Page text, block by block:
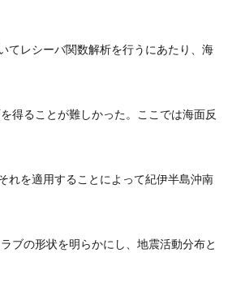
てレシーバ関数解析を行うにあたり、海
得ることが難しかった。ここでは海面反
れを適用することによって紀伊半島沖南
ブの形状を明らかにし、地震活動分布と